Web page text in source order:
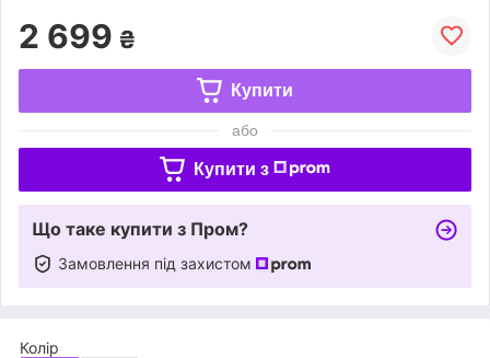
2 699 ₴
Купити
або
Купити з
Що таке купити з Пром?
Замовлення під захистом
Колір